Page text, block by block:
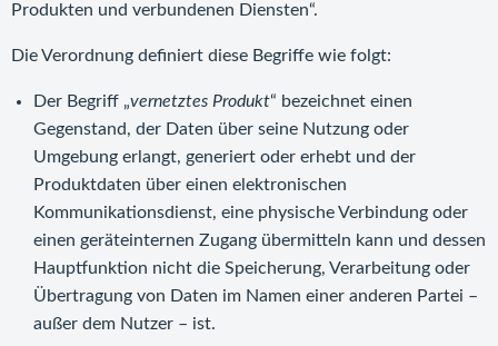
Produkten und verbundenen Diensten“.
Die Verordnung definiert diese Begriffe wie folgt:
Der Begriff „vernetztes Produkt“ bezeichnet einen
Gegenstand, der Daten über seine Nutzung oder
Umgebung erlangt, generiert oder erhebt und der
Produktdaten über einen elektronischen
Kommunikationsdienst, eine physische Verbindung oder
einen geräteinternen Zugang übermitteln kann und dessen
Hauptfunktion nicht die Speicherung, Verarbeitung oder
Übertragung von Daten im Namen einer anderen Partei –
außer dem Nutzer – ist.